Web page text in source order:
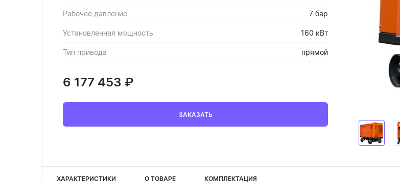
Рабочее давление 7 бар
Установленная мощность 160 кВт
Тип привода прямой
6 177 453 ₽
ЗАКАЗАТЬ
ХАРАКТЕРИСТИКИ О ТОВАРЕ КОМПЛЕКТАЦИЯ